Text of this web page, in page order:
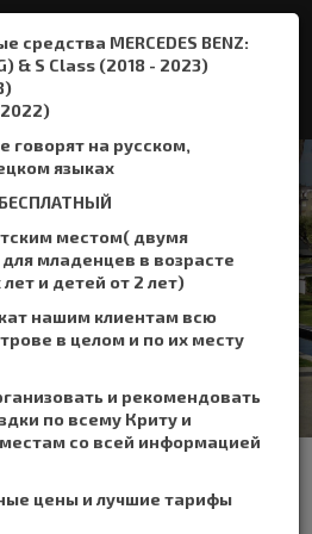
средства MERCEDES BENZ:
& S Class (2018 - 2023)
говорят на русском,
языках
местом( двумя
младенцев в возрасте
и детей от 2 лет)
нашим клиентам всю
в целом и по их месту
и рекомендовать
по всему Криту и
со всей информацией
цены и лучшие тарифы
части острова Крит, всего в
из самых популярных
острове Крит и находится близко к